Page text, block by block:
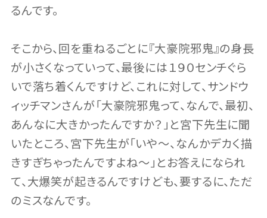
るんです。
そこから、回を重ねるごとに『大豪院邪鬼』の身長
が小さくなっていって、最後には１９０センチぐら
いで落ち着くんですけど、これに対して、サンドウ
ィッチマンさんが「大豪院邪鬼って、なんで、最初、
あんなに大きかったんですか？」と宮下先生に聞
いたところ、宮下先生が「いや〜、なんかデカく描
きすぎちゃったんですよね〜」とお答えになられ
て、大爆笑が起きるんですけども、要するに、ただ
のミスなんです。